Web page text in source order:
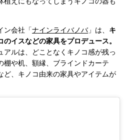
ン会社「ナインライバノバ」は、 キ
イスなどの家具をプロデュース。
アルは、どことなくキノコ感が残っ
や机、額縁、ブラインドカーテ
ど、キノコ由来の家具やアイテムが